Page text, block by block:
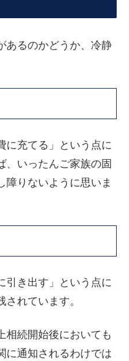
あるのかどうか、冷静
に充てる」という点に
、いったんご家族の固
障りないように思いま
引き出す」という点に
れています。
相続開始後においても
に通知されるわけでは